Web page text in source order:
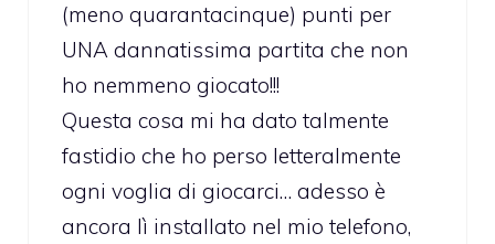
(meno quarantacinque) punti per
UNA dannatissima partita che non
ho nemmeno giocato!!!
Questa cosa mi ha dato talmente
fastidio che ho perso letteralmente
ogni voglia di giocarci… adesso è
ancora lì installato nel mio telefono,